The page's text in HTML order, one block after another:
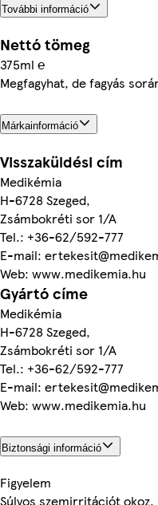
További információ
Nettó tömeg
375ml ℮
Megfagyhat, de fagyás
Márkainformáció
Visszaküldési cím
Medikémia
H-6728 Szeged,
Zsámbokréti sor 1/A
Tel.: +36-62/592-777
E-mail:
Web: www.medikemia.hu
Gyártó címe
Medikémia
H-6728 Szeged,
Zsámbokréti sor 1/A
Tel.: +36-62/592-777
E-mail:
Web: www.medikemia.hu
Biztonsági információ
Figyelem
Súlyos szemirritációt